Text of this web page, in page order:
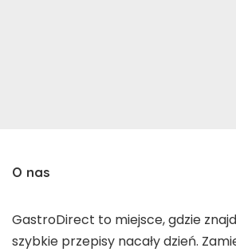
O nas
GastroDirect to miejsce, gdzie
szybkie przepisy nacały dzień.